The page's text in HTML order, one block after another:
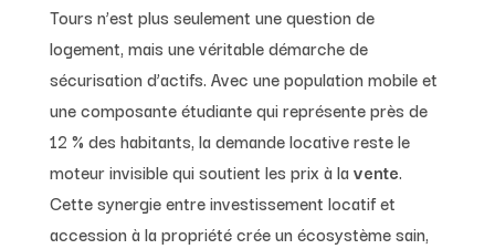
Tours n’est plus seulement une question de
logement, mais une véritable démarche de
sécurisation d’actifs. Avec une population mobile et
une composante étudiante qui représente près de
12 % des habitants, la demande locative reste le
moteur invisible qui soutient les prix à la vente.
Cette synergie entre investissement locatif et
accession à la propriété crée un écosystème sain,